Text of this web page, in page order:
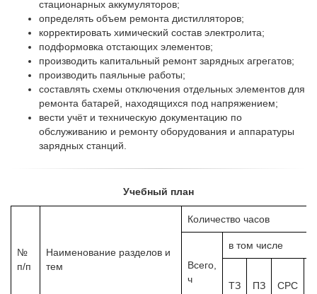
стационарных аккумуляторов;
определять объем ремонта дистилляторов;
корректировать химический состав электролита;
подформовка отстающих элементов;
производить капитальный ремонт зарядных агрегатов;
производить паяльные работы;
составлять схемы отключения отдельных элементов для
ремонта батарей, находящихся под напряжением;
вести учёт и техническую документацию по
обслуживанию и ремонту оборудования и аппаратуры
зарядных станций.
Учебный план
№
п/п
Наименование разделов и
тем
Количество часов
Всего
ч
в том числе
ТЗ ПЗ СРС